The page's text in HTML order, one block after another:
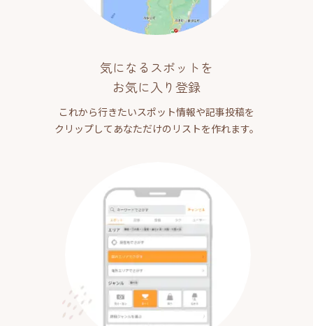
気になるスポットを
お気に入り登録
これから行きたいスポット情報や記事投稿を
クリップしてあなただけのリストを作れます。